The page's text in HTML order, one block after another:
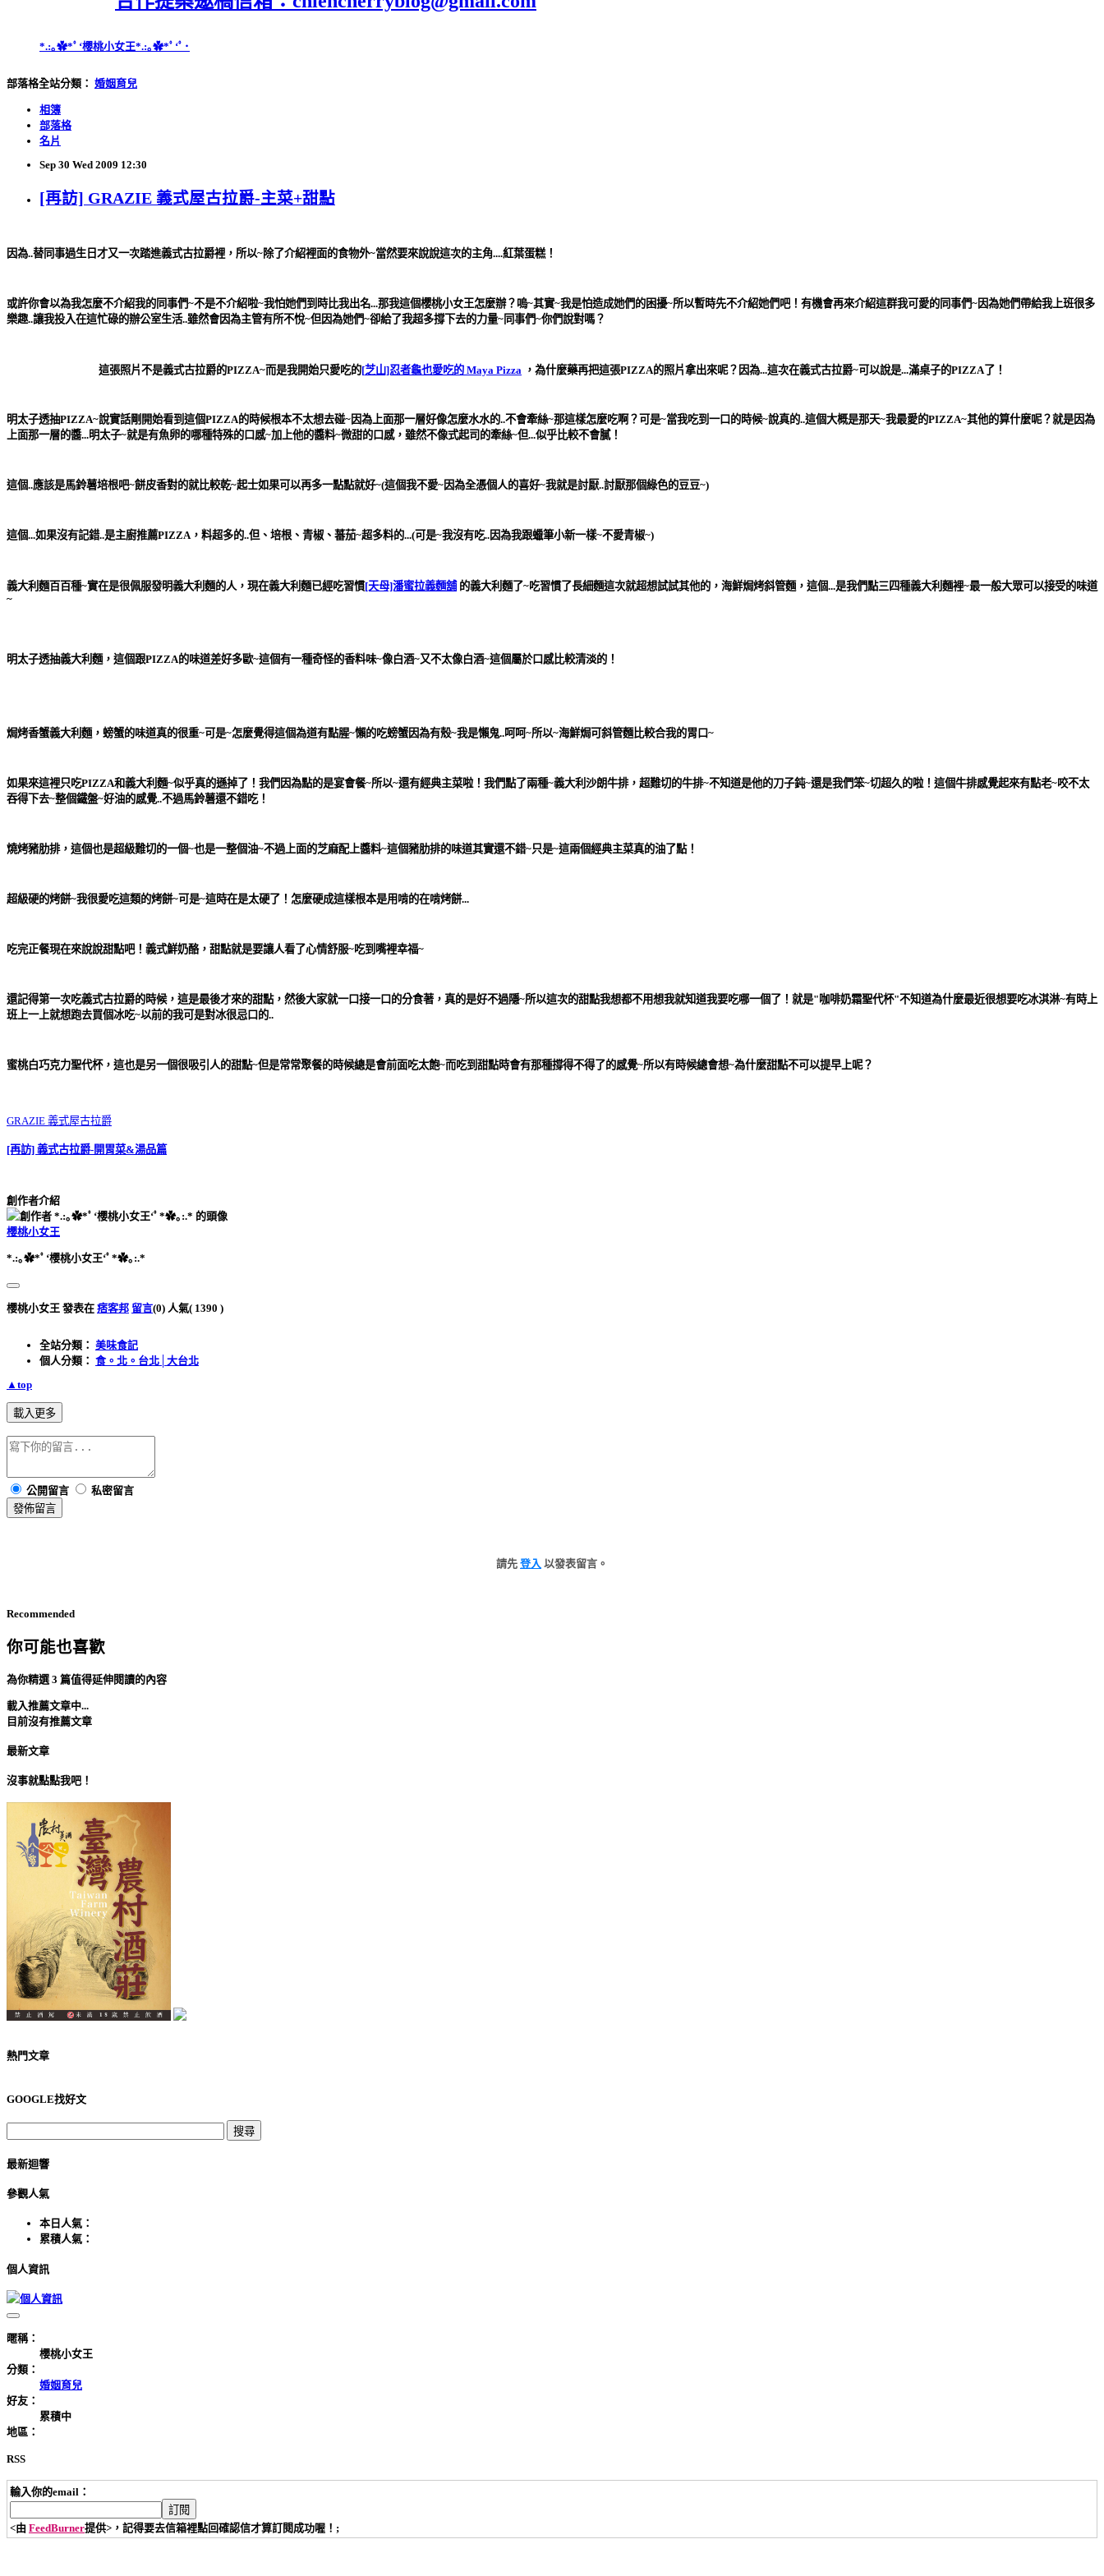
*.:｡✿*ﾟ‘櫻桃小女王*.:｡✿*ﾟ‘ﾟ･
部落格全站分類： 婚姻育兒
相簿
部落格
名片
Sep 30 Wed 2009 12:30
[再訪] GRAZIE 義式屋古拉爵-主菜+甜點
因為..替同事過生日才又一次踏進義式古拉爵裡，所以~除了介紹裡面的食物外~當然要來說說這次的主角....紅葉蛋糕！
或許你會以為我怎麼不介紹我的同事們~不是不介紹啦~我怕她們到時比我出名...那我這個櫻桃小女王怎麼辦？嗚~其實~我是怕造成她們的困擾~所以暫時先不介紹她們吧！有機會再來介紹這群我可愛的同事們~因為她們帶給我上班很多
樂趣..讓我投入在這忙碌的辦公室生活..雖然會因為主管有所不悅~但因為她們~卻給了我超多撐下去的力量~同事們~你們說對嗎？
這張照片不是義式古拉爵的PIZZA~而是我開始只愛吃的[芝山]忍者龜也愛吃的 Maya Pizza ，為什麼藥再把這張PIZZA的照片拿出來呢？因為...這次在義式古拉爵~可以說是...滿桌子的PIZZA了！
明太子透抽PIZZA~說實話剛開始看到這個PIZZA的時候根本不太想去碰~因為上面那一層好像怎麼水水的..不會牽絲~那這樣怎麼吃啊？可是~當我吃到一口的時候~說真的..這個大概是那天~我最愛的PIZZA~其他的算什麼呢？就是因為
上面那一層的醬...明太子~就是有魚卵的哪種特殊的口感~加上他的醬料~微甜的口感，雖然不像式起司的牽絲~但...似乎比較不會膩！
這個..應該是馬鈴薯培根吧~餅皮香對的就比較乾~起士如果可以再多一點點就好~(這個我不愛~因為全憑個人的喜好~我就是討厭..討厭那個綠色的豆豆~)
這個...如果沒有記錯..是主廚推薦PIZZA，料超多的..但、培根、青椒、蕃茄~超多料的...(可是~我沒有吃..因為我跟蠟筆小新一樣~不愛青椒~)
義大利麵百百種~實在是很佩服發明義大利麵的人，現在義大利麵已經吃習慣[天母]潘蜜拉義麵舖的義大利麵了~吃習慣了長細麵這次就超想試試其他的， 海鮮焗烤斜管麵 ，這個...是我們點三四種義大利麵裡~最一般大眾可以接受的味道
~
明太子透抽義大利麵 ，這個跟PIZZA的味道差好多歐~這個有一種奇怪的香料味~像白酒~又不太像白酒~這個屬於口感比較清淡的！
焗烤香蟹義大利麵 ，螃蟹的味道真的很重~可是~怎麼覺得這個為道有點腥~懶的吃螃蟹因為有殼~我是懶鬼..呵呵~所以~海鮮焗可斜管麵 比較合我的胃口~
如果來這裡只吃PIZZA和義大利麵~似乎真的遜掉了！我們因為點的是宴會餐~所以~還有經典主菜啦！我們點了兩種~義大利沙朗牛排，超難切的牛排~不知道是他的刀子鈍~還是我們笨~切超久的啦！這個牛排感覺起來有點老~咬不太
吞得下去~整個鐵盤~好油的感覺..不過馬鈴薯還不錯吃！
燒烤豬肋排，這個也是超級難切的一個~也是一整個油~不過上面的芝麻配上醬料~這個豬肋排的味道其實還不錯~只是~這兩個經典主菜真的油了點！
超級硬的烤餅~我很愛吃這類的烤餅~可是~這時在是太硬了！怎麼硬成這樣根本是用啃的在啃烤餅...
吃完正餐現在來說說甜點吧！ 義式鮮奶酪，甜點就是要讓人看了心情舒服~吃到嘴裡幸福~
還記得第一次吃義式古拉爵的時候，這是最後才來的甜點，然後大家就一口接一口的分食著，真的是好不過隱~所以這次的甜點我想都不用想我就知道我要吃哪一個了！就是"咖啡奶霜聖代杯"不知道為什麼最近很想要吃冰淇淋~有時上
班上一上就想跑去買個冰吃~以前的我可是對冰很忌口的..
蜜桃白巧克力聖代杯，這也是另一個很吸引人的甜點~但是常常聚餐的時候總是會前面吃太飽~而吃到甜點時會有那種撐得不得了的感覺~所以有時候總會想~為什麼甜點不可以提早上呢？
GRAZIE 義式屋古拉爵
[再訪] 義式古拉爵-開胃菜&湯品篇
創作者介紹
櫻桃小女王
*.:｡✿*ﾟ‘櫻桃小女王‘ﾟ*✿｡:.*
櫻桃小女王 發表在 痞客邦 留言(0) 人氣( 1390 )
全站分類： 美味食記
個人分類： 食。北。台北│大台北
▲top
載入更多
公開留言
私密留言
發佈留言
請先 登入 以發表留言。
Recommended
你可能也喜歡
為你精選 3 篇值得延伸閱讀的內容
載入推薦文章中...
目前沒有推薦文章
最新文章
沒事就點點我吧！
熱門文章
GOOGLE找好文
最新迴響
參觀人氣
本日人氣：
累積人氣：
個人資訊
暱稱：
櫻桃小女王
分類：
婚姻育兒
好友：
累積中
地區：
RSS
輸入你的email：
<由 FeedBurner提供>，記得要去信箱裡點回確認信才算訂閱成功喔！;